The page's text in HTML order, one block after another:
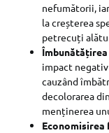
nefumătorii,
la creșterea
petrecuți
impact negativ
cauzând
decolorarea
menținerea
Economisirea